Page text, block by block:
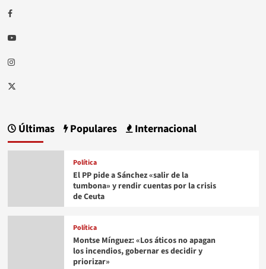
Facebook
Youtube
Instagram
Twitter
Últimas Populares Internacional
Política
El PP pide a Sánchez «salir de la
tumbona» y rendir cuentas por la crisis
de Ceuta
Política
Montse Mínguez: «Los áticos no apagan
los incendios, gobernar es decidir y
priorizar»